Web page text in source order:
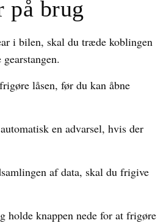
på brug
i bilen, skal du træde koblingen
låsen, før du kan åbne
en advarsel, hvis der
af data, skal du frigive
holde knappen nede for at frigøre